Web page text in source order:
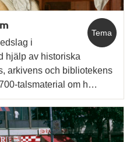
Tema
i
hjälp av historiska
arkivens och bibliotekens
talsmaterial om h…